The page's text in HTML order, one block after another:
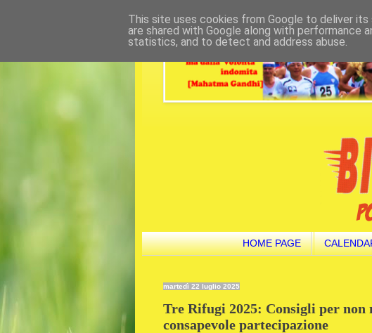
HOME PAGE
martedì 22 luglio 2025
Tre Rifugi 2025: Consigli per
consapevole partecipazione
This site uses cookies from Google to deliver
are shared with Google along with performance
statistics, and to detect and address abuse.